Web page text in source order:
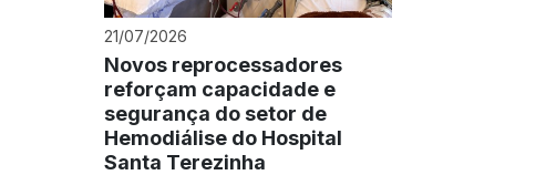
21/07/2026
Novos reprocessadores
reforçam capacidade e
segurança do setor de
Hemodiálise do Hospital
Santa Terezinha